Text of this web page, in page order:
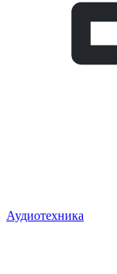
Аудиотехника